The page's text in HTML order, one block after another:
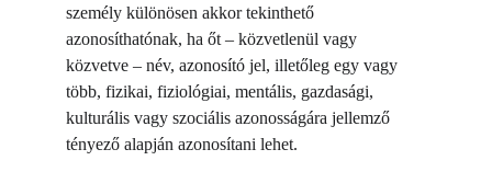
személy különösen akkor tekinthető
azonosíthatónak, ha őt – közvetlenül vagy
közvetve – név, azonosító jel, illetőleg egy vagy
több, fizikai, fiziológiai, mentális, gazdasági,
kulturális vagy szociális azonosságára jellemző
tényező alapján azonosítani lehet.